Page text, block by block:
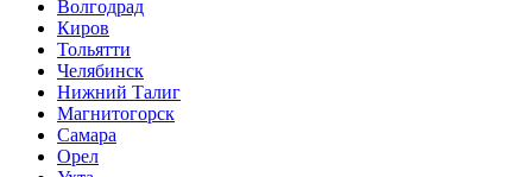
Волгодрад
Киров
Тольятти
Челябинск
Нижний Талиг
Магнитогорск
Самара
Орел